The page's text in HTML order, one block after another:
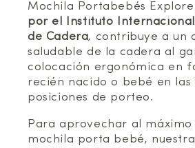
Mochila Portabebés
por el Instituto
de Cadera, contribuye a un
saludable de la cadera al
colocación ergonómica en
recién nacido o bebé en las
posiciones de porteo.
Para aprovechar al máximo
mochila porta bebé,